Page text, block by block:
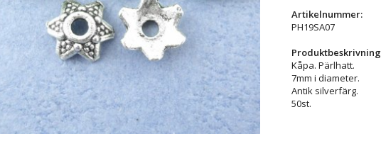
Artikelnummer:
PH19SA07
Kåpa. Pärlhatt.
7mm i diameter.
Antik silverfärg.
50st.